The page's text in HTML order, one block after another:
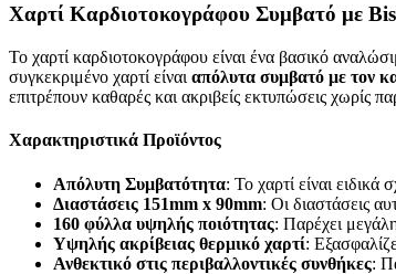
Χαρτί Καρδιοτοκογράφου Συμβατό με
Το χαρτί καρδιοτοκογράφου είναι ένα βασικό
συγκεκριμένο χαρτί είναι απόλυτα συμβατό με τον
επιτρέπουν καθαρές και ακριβείς εκτυπώσεις χωρίς
Χαρακτηριστικά Προϊόντος
Απόλυτη Συμβατότητα: Το χαρτί είναι
Διαστάσεις 151mm x 90mm: Οι διαστάσεις
160 φύλλα υψηλής ποιότητας: Παρέχει
Υψηλής ακρίβειας θερμικό χαρτί:
Ανθεκτικό στις περιβαλλοντικές συνθήκες: